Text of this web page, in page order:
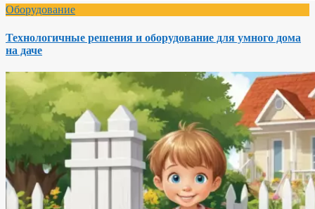
Оборудование
Технологичные решения и оборудование для умного дома
на даче